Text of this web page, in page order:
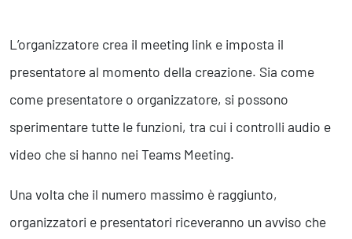
L’organizzatore crea il meeting link e imposta il
presentatore al momento della creazione. Sia come
come presentatore o organizzatore, si possono
sperimentare tutte le funzioni, tra cui i controlli audio e
video che si hanno nei Teams Meeting.
Una volta che il numero massimo è raggiunto,
organizzatori e presentatori riceveranno un avviso che